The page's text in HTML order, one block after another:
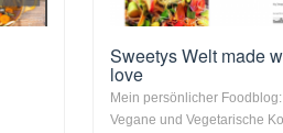
Sweetys Welt made
love
Mein persönlicher
Vegane und Vegetarische